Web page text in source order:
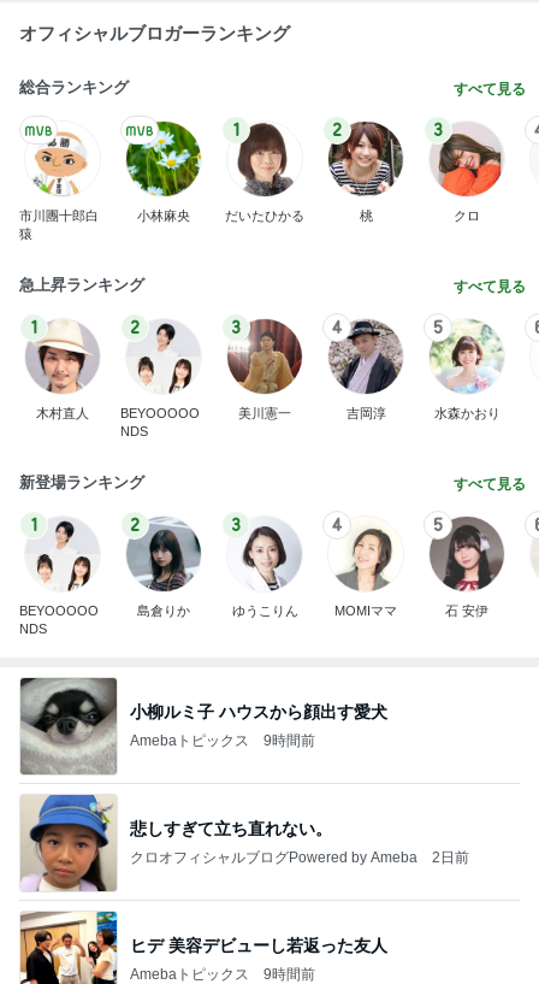
オフィシャルブロガーランキング
総合ランキング すべて見る
市川團十郎白
猿
小林麻央
1
だいたひかる
2
桃
3
クロ
急上昇ランキング すべて見る
1
木村直人
2
BEYOOOOO
NDS
3
美川憲一
4
吉岡淳
5
水森かおり
新登場ランキング すべて見る
1
BEYOOOOO
NDS
2
島倉りか
3
ゆうこりん
4
MOMIママ
5
石 安伊
小柳ルミ子 ハウスから顔出す愛犬
Amebaトピックス 9時間前
悲しすぎて立ち直れない。
クロオフィシャルブログPowered by Ameba 2日前
ヒデ 美容デビューし若返った友人
Amebaトピックス 9時間前